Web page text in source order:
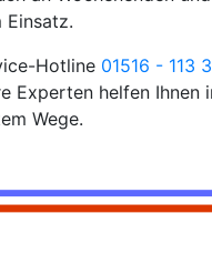
Einsatz.
Hotline 01516 - 113
Experten helfen Ihnen
Wege.